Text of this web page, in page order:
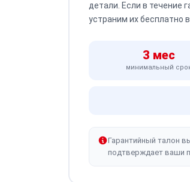
детали. Если в течение
устраним их бесплатно
3 мес
минимальный
Гарантийный талон
подтверждает ваши